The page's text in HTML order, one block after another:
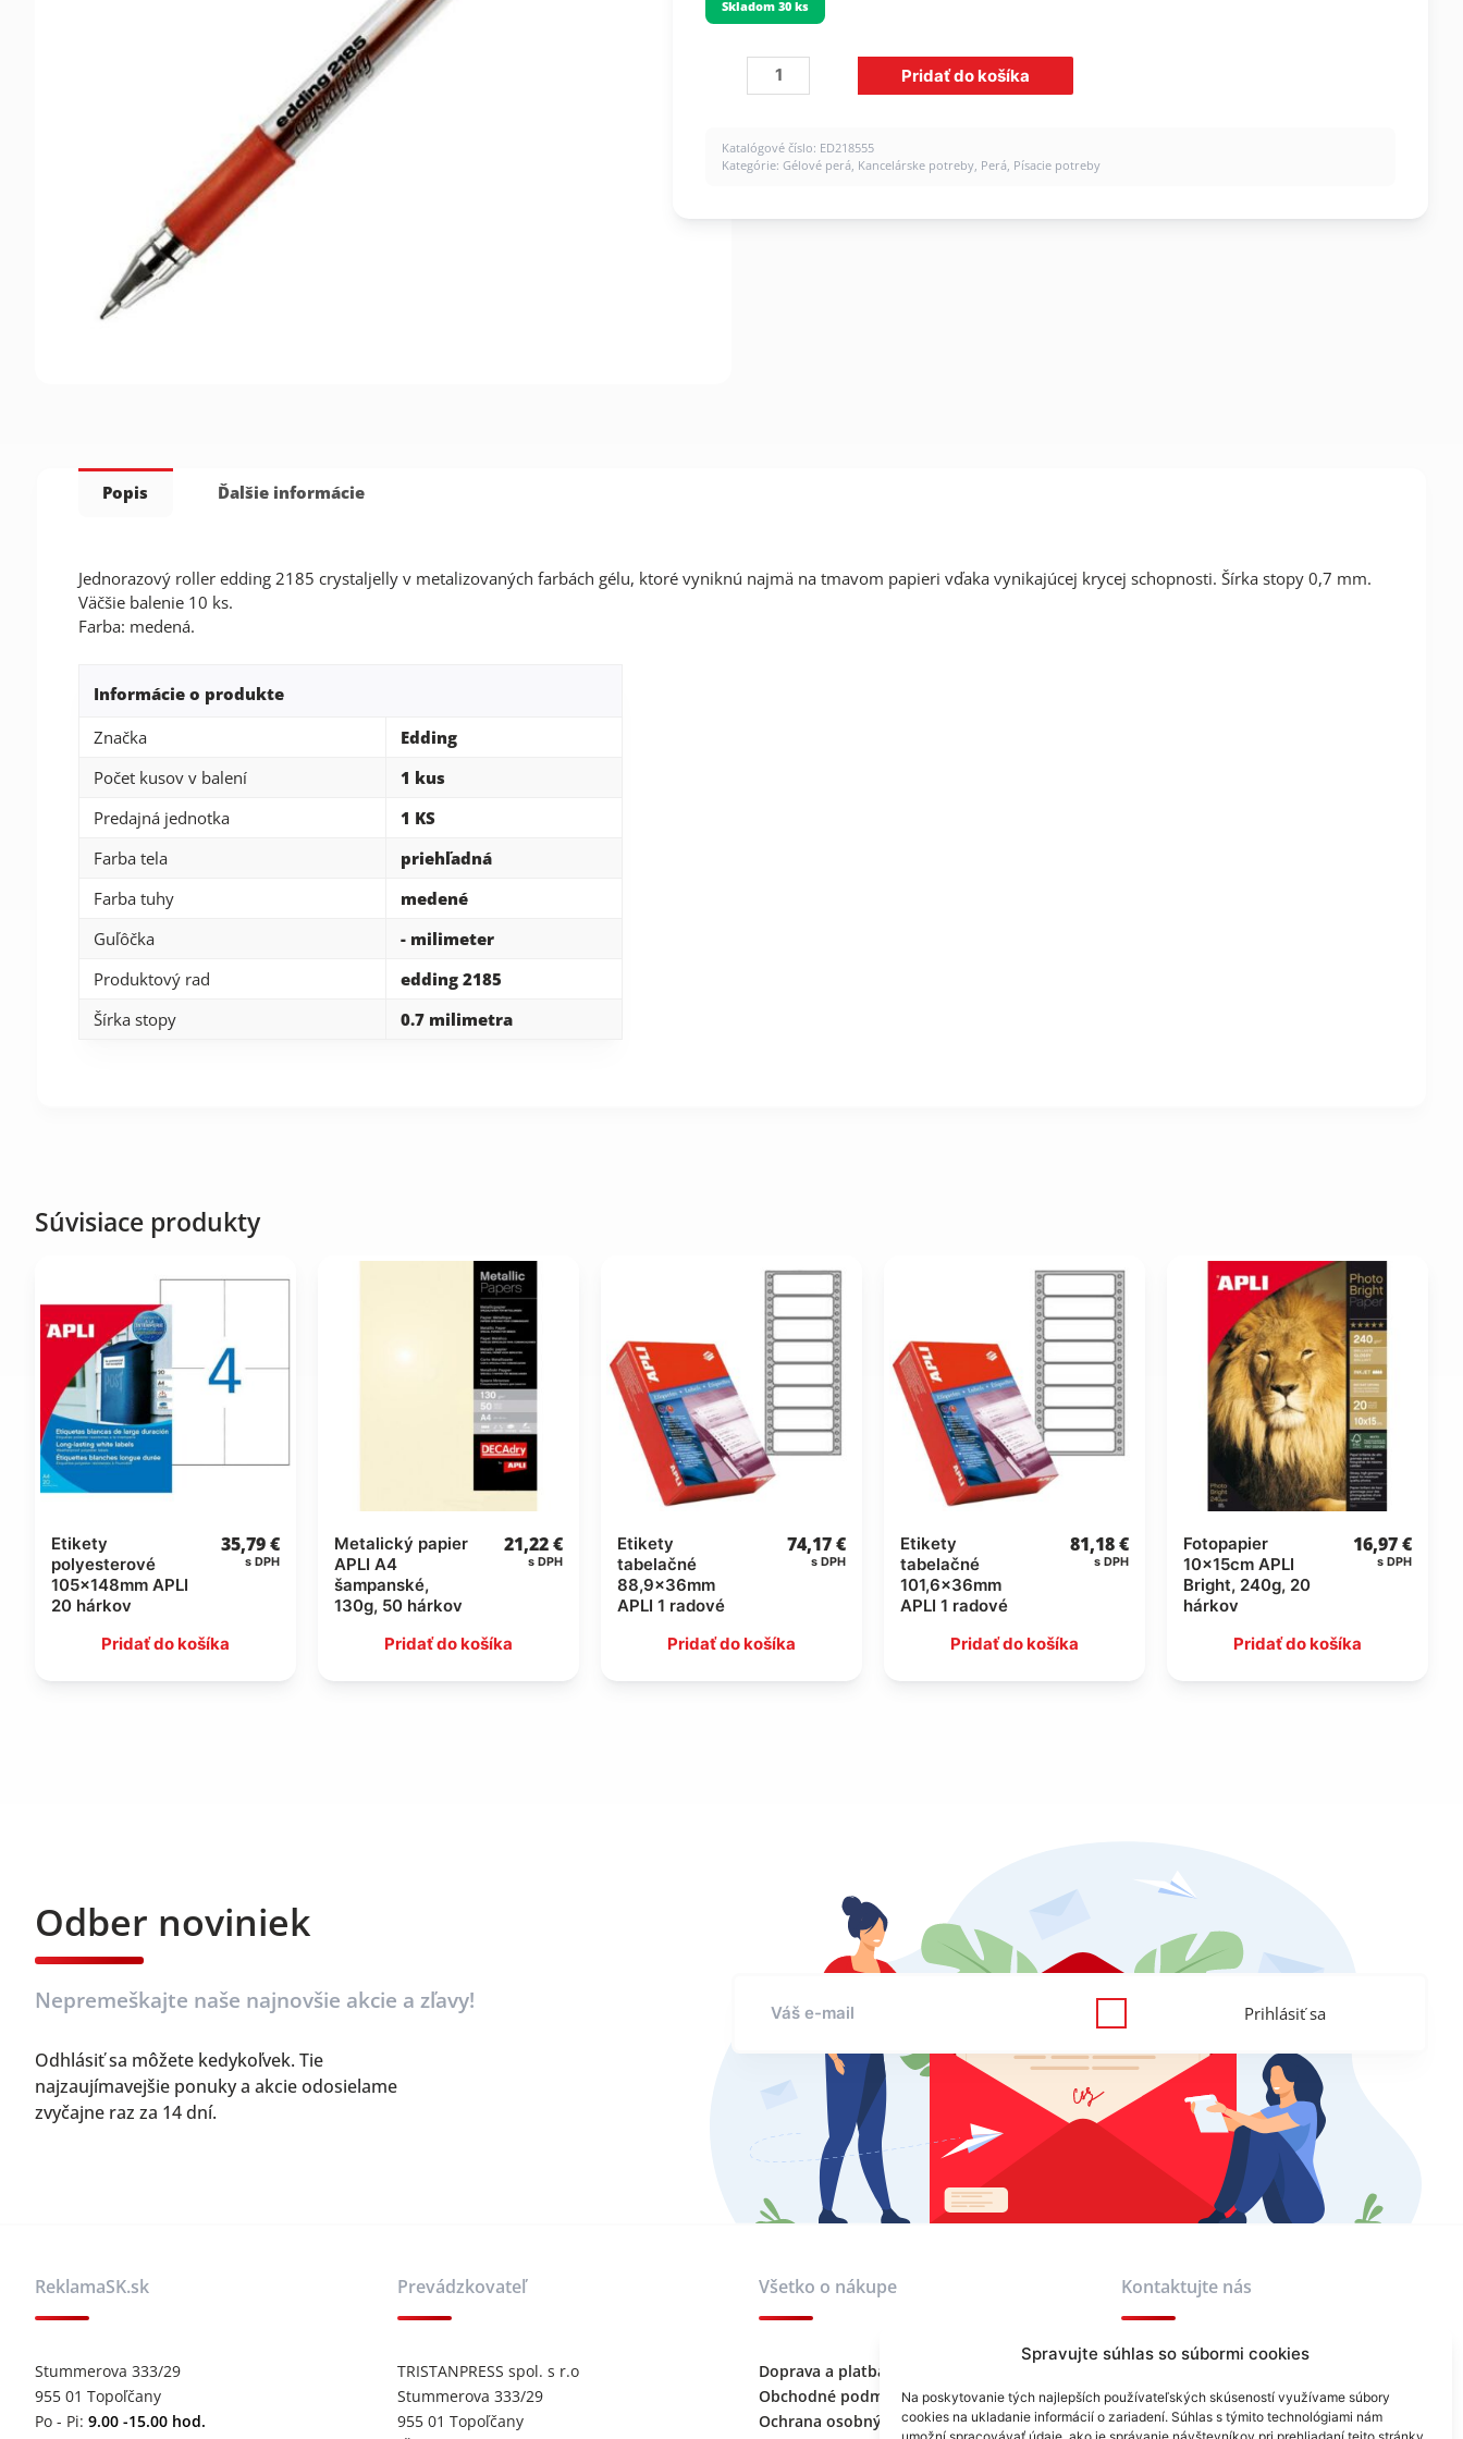
Spravujte súhlas so súbormi cookies
Na poskytovanie tých najlepších používateľských skúseností využívame súbory
cookies na ukladanie informácií o zariadení. Súhlas s týmito technológiami nám
Skladom 30 ks
množstvo
Roller
edding
2185
Pridať do košíka
Katalógové číslo: ED218555
Kategórie:Gélové perá Kancelárske potreby Perá Písacie potreby
Popis Ďalšie informácie
Jednorazový roller edding 2185 crystaljelly v metalizovaných farbách gélu, ktoré vyniknú najmä na tmavom papieri vďaka vynikajúcej krycej schopnosti. Šírka stopy 0,7 mm.
Väčšie balenie 10 ks.
Farba: medená.
Informácie o produkte
Značka
Edding
Počet kusov v balení
1 kus
Predajná jednotka
1 KS
Farba tela
priehľadná
Farba tuhy
medené
Guľôčka
- milimeter
Produktový rad
edding 2185
Šírka stopy
0.7 milimetra
Súvisiace produkty
Etikety
polyesterové
105x148mm APLI
20 hárkov
35,79€
s DPH
Pridať do košíka
Metalický papier
APLI A4
šampanské,
130g, 50 hárkov
21,22€
s DPH
Pridať do košíka
Etikety
tabelačné
88,9x36mm
APLI 1 radové
74,17€
s DPH
Pridať do košíka
Etikety
tabelačné
101,6x36mm
APLI 1 radové
81,18€
s DPH
Pridať do košíka
Fotopapier
10x15cm APLI
Bright, 240g, 20
hárkov
16,97€
s DPH
Pridať do košíka
Odber noviniek
Nepremeškajte naše najnovšie akcie a zľavy!
Odhlásiť sa môžete kedykoľvek. Tie
najzaujímavejšie ponuky a akcie odosielame
zvyčajne raz za 14 dní.
Prihlásiť sa
ReklamaSK.sk
Stummerova 333/29
955 01 Topoľčany
Po - Pi: 9.00 -15.00 hod.
Prevádzkovateľ
TRISTANPRESS spol. s r.o
Stummerova 333/29
955 01 Topoľčany
Všetko o nákupe
Doprava a platba
Obchodné podmienky
Ochrana osobných údajov
Kontaktujte nás
info@reklamask.sk